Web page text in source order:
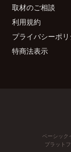
取材のご相談
利用規約
プライバシーポ
特商法表示
ベーシック
プラット